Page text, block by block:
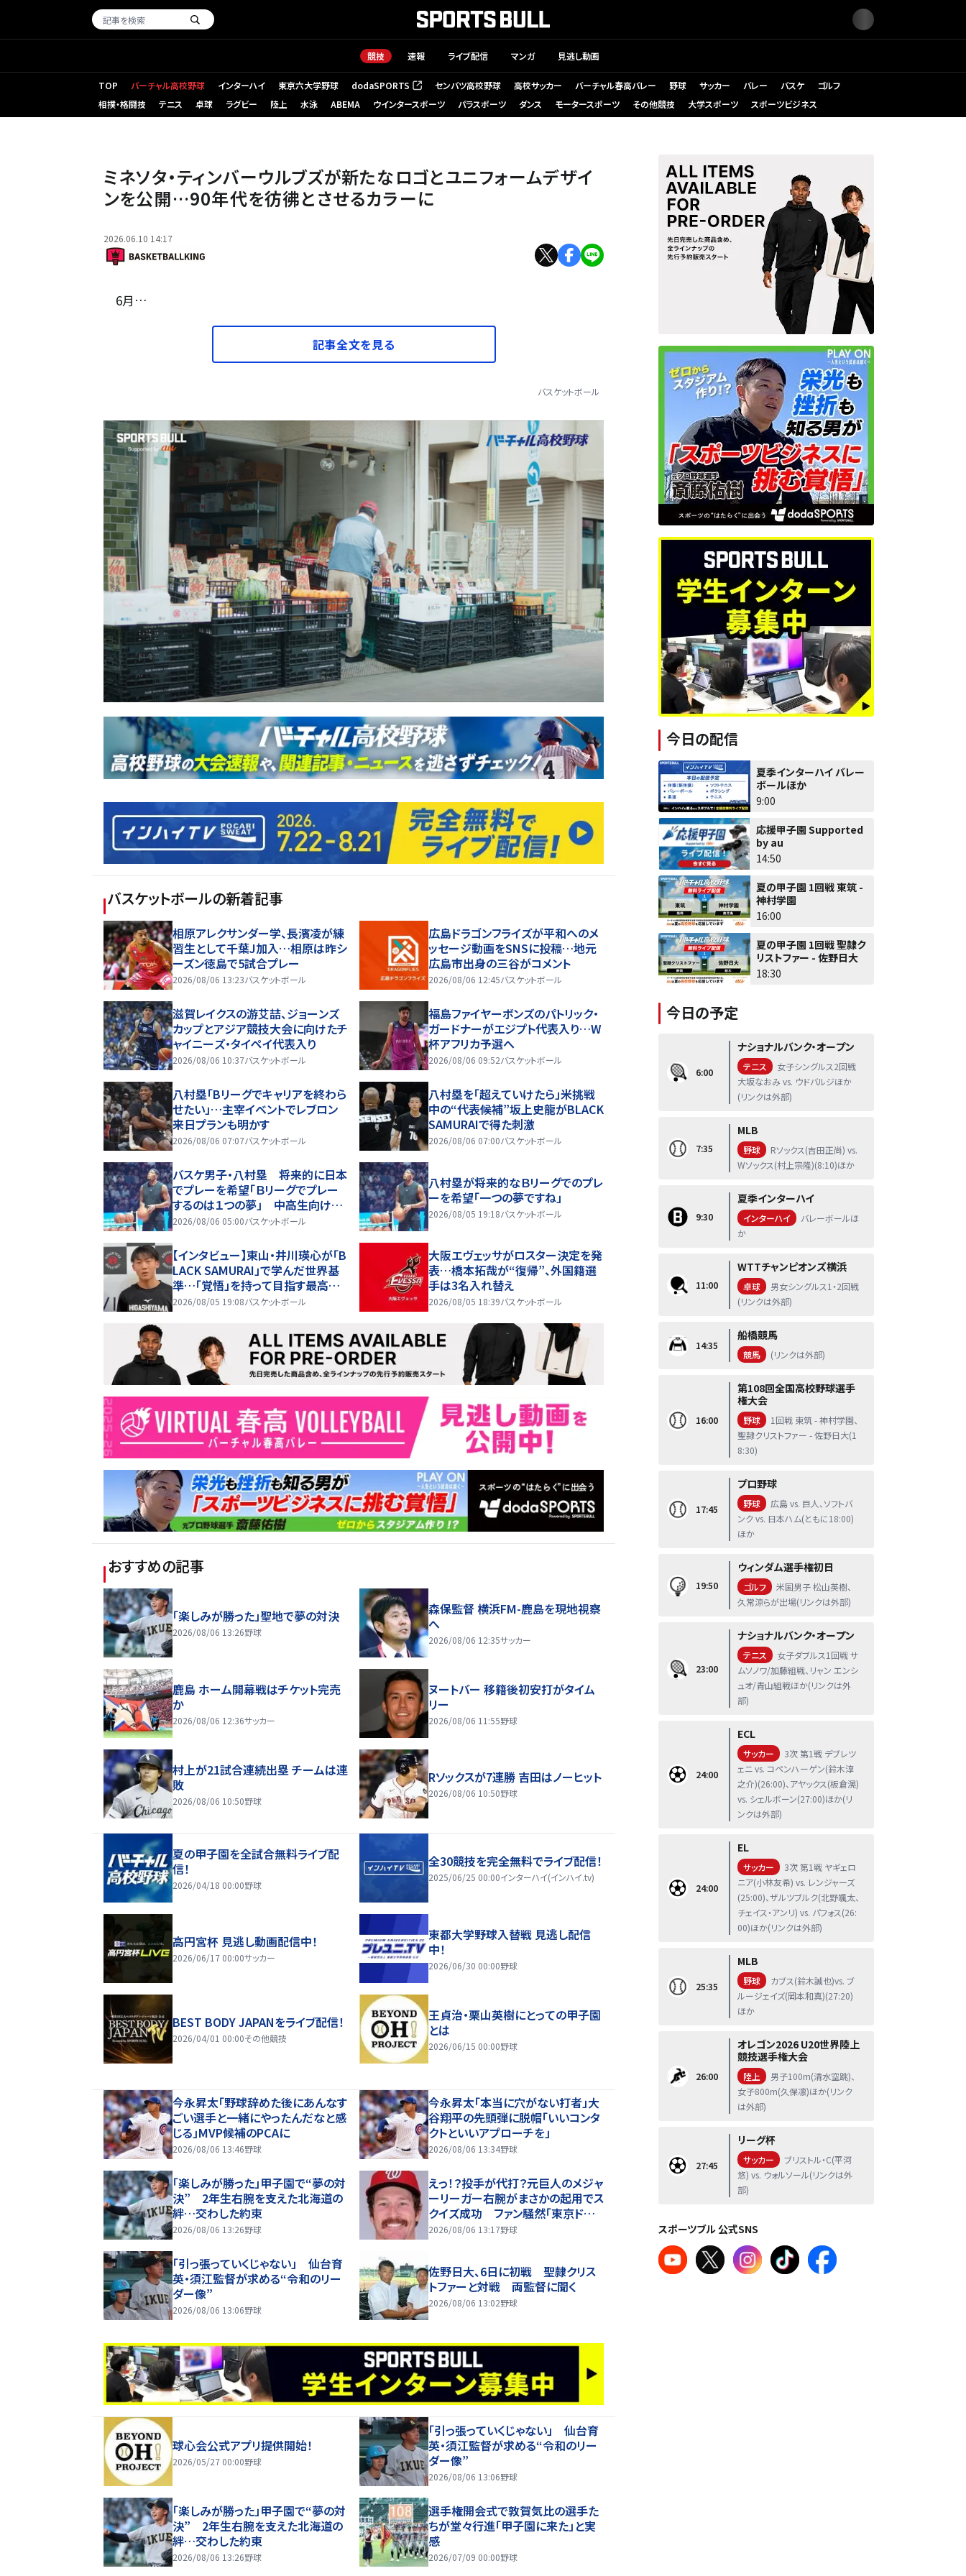
競技 速報 ライブ配信 マンガ 見逃し動画
TOP バーチャル高校野球 インターハイ 東京六大学野球 dodaSPORTS
（新しいタブで開く） センバツ高校野球 高校サッカー バーチャル春高バレー 野球 サッカー バレー バスケ
ゴルフ
相撲・格闘技
テニス 卓球 ラグビー 陸上 水泳 ABEMA ウインタースポーツ パラスポーツ ダンス モータースポーツ その他競技 大学スポーツ スポーツビジネス
ミネソタ・ティンバーウルブズが新たなロゴとユニフォームデザイ
ンを公開…90年代を彷彿とさせるカラーに
2026.06.10 14:17
6月…
記事全文を見る
バスケットボール
バスケットボールの新着記事
相原アレクサンダー学、長濱凌が練
習生として千葉J加入…相原は昨シ
ーズン徳島で5試合プレー
2026/08/06 13:23バスケットボール
広島ドラゴンフライズが平和へのメ
ッセージ動画をSNSに投稿…地元
広島市出身の三谷がコメント
2026/08/06 12:45バスケットボール
滋賀レイクスの游艾喆、ジョーンズ
カップとアジア競技大会に向けたチ
ャイニーズ・タイペイ代表入り
2026/08/06 10:37バスケットボール
福島ファイヤーボンズのパトリック・
ガードナーがエジプト代表入り…W
杯アフリカ予選へ
2026/08/06 09:52バスケットボール
八村塁「Bリーグでキャリアを終わら
せたい」…主宰イベントでレブロン
来日プランも明かす
2026/08/06 07:07バスケットボール
八村塁を「超えていけたら」米挑戦
中の“代表候補”坂上史龍がBLACK
SAMURAIで得た刺激
2026/08/06 07:00バスケットボール
バスケ男子・八村塁 将来的に日本
でプレーを希望「Ｂリーグでプレー
するのは１つの夢」 中高生向け技
術指導キャンプ開催
2026/08/06 05:00バスケットボール
八村塁が将来的なＢリーグでのプレ
ーを希望「一つの夢ですね」
2026/08/05 19:18バスケットボール
【インタビュー】東山・井川瑛心が「B
LACK SAMURAI」で学んだ世界基
準…「覚悟」を持って目指す最高峰
の舞台
2026/08/05 19:08バスケットボール
大阪エヴェッサがロスター決定を発
表…橋本拓哉が“復帰”、外国籍選
手は3名入れ替え
2026/08/05 18:39バスケットボール
おすすめの記事
「楽しみが勝った」聖地で夢の対決
2026/08/06 13:26野球
森保監督 横浜FM-鹿島を現地視察
へ
2026/08/06 12:35サッカー
鹿島 ホーム開幕戦はチケット完売
か
2026/08/06 12:36サッカー
ヌートバー 移籍後初安打がタイム
リー
2026/08/06 11:55野球
村上が21試合連続出塁 チームは連
敗
2026/08/06 10:50野球
Rソックスが7連勝 吉田はノーヒット
2026/08/06 10:50野球
夏の甲子園を全試合無料ライブ配
信！
2026/04/18 00:00野球
全30競技を完全無料でライブ配信！
2025/06/25 00:00インターハイ(インハイ.tv)
高円宮杯 見逃し動画配信中！
2026/06/17 00:00サッカー
東都大学野球入替戦 見逃し配信
中！
2026/06/30 00:00野球
BEST BODY JAPANをライブ配信！
2026/04/01 00:00その他競技
王貞治・栗山英樹にとっての甲子園
とは
2026/06/15 00:00野球
今永昇太「野球辞めた後にあんなす
ごい選手と一緒にやったんだなと感
じる」MVP候補のPCAに
2026/08/06 13:46野球
今永昇太「本当に穴がない打者」大
谷翔平の先頭弾に脱帽「いいコンタ
クトといいアプローチを」
2026/08/06 13:34野球
「楽しみが勝った」甲子園で“夢の対
決” 2年生右腕を支えた北海道の
絆…交わした約束
2026/08/06 13:26野球
えっ！？投手が代打？元巨人のメジャ
ーリーガー右腕がまさかの起用でス
クイズ成功 ファン騒然「東京ドー
ムで鍛えた技」「ＮＰＢの経験いきす
2026/08/06 13:17野球
「引っ張っていくじゃない」 仙台育
英・須江監督が求める“令和のリー
ダー像”
2026/08/06 13:06野球
佐野日大、6日に初戦 聖隷クリス
トファーと対戦 両監督に聞く
2026/08/06 13:02野球
球心会公式アプリ提供開始！
2026/05/27 00:00野球
「引っ張っていくじゃない」 仙台育
英・須江監督が求める“令和のリー
ダー像”
2026/08/06 13:06野球
「楽しみが勝った」甲子園で“夢の対
決” 2年生右腕を支えた北海道の
絆…交わした約束
2026/08/06 13:26野球
選手権開会式で敦賀気比の選手た
ちが堂々行進「甲子園に来た」と実
感
2026/07/09 00:00野球
今日の配信
夏季インターハイ バレー
ボールほか
9:00
応援甲子園 Supported
by au
14:50
夏の甲子園 1回戦 東筑 -
神村学園
16:00
夏の甲子園 1回戦 聖隷ク
リストファー - 佐野日大
18:30
今日の予定
6:00
ナショナルバンク・オープン
テニス
女子シングルス2回戦
大坂なおみ vs. ウドバルジほか
(リンクは外部)
7:35
MLB
野球
Rソックス(吉田正尚) vs.
Wソックス(村上宗隆)(8:10)ほか
9:30
夏季インターハイ
インターハイ
バレーボールほ
か
11:00
WTTチャンピオンズ横浜
卓球
男女シングルス1・2回戦
(リンクは外部)
14:35
船橋競馬
競馬 (リンクは外部)
16:00
第108回全国高校野球選手
権大会
野球
1回戦 東筑 - 神村学園、
聖隷クリストファー - 佐野日大(1
8:30)
17:45
プロ野球
野球
広島 vs. 巨人、ソフトバ
ンク vs. 日本ハム(ともに18:00)
ほか
19:50
ウィンダム選手権初日
ゴルフ
米国男子 松山英樹、
久常涼らが出場(リンクは外部)
23:00
ナショナルバンク・オープン
テニス
女子ダブルス1回戦 サ
ムソノワ/加藤組戦、リャン エンシ
ュオ/青山組戦ほか(リンクは外
部)
24:00
ECL
サッカー
3次 第1戦 デブレツ
ェニ vs. コペンハーゲン(鈴木淳
之介)(26:00)、アヤックス(板倉滉)
vs. シェルボーン(27:00)ほか(リ
ンクは外部)
24:00
EL
サッカー
3次 第1戦 ヤギェロ
ニア(小林友希) vs. レンジャーズ
(25:00)、ザルツブルク(北野颯太、
チェイス・アンリ) vs. パフォス(26:
00)ほか(リンクは外部)
25:35
MLB
野球
カブス(鈴木誠也)vs. ブ
ルージェイズ(岡本和真)(27:20)
ほか
26:00
オレゴン2026 U20世界陸上
競技選手権大会
陸上
男子100m(清水空跳)、
女子800m(久保凛)ほか(リンク
は外部)
27:45
リーグ杯
サッカー
ブリストル・C(平河
悠) vs. ウォルソール(リンクは外
部)
スポーツブル 公式SNS